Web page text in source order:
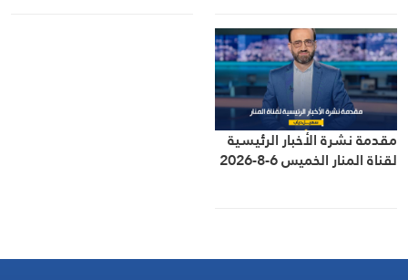
مقدمة نشرة الأخبار الرئيسية
لقناة المنار الخميس 6-8-2026